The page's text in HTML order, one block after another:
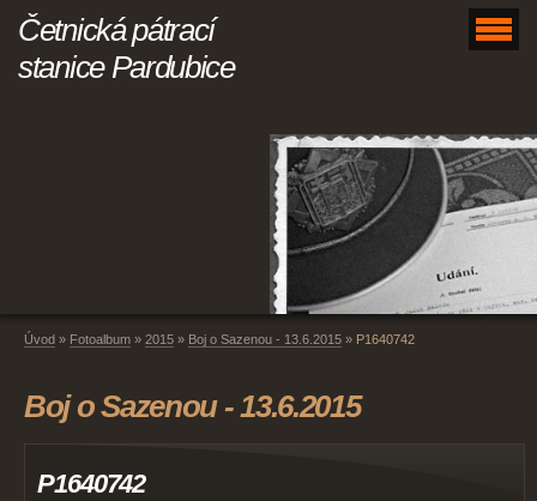
Četnická pátrací
stanice Pardubice
Úvod » Fotoalbum » 2015 » Boj o Sazenou - 13.6.2015 » P1640742
Boj o Sazenou - 13.6.2015
P1640742